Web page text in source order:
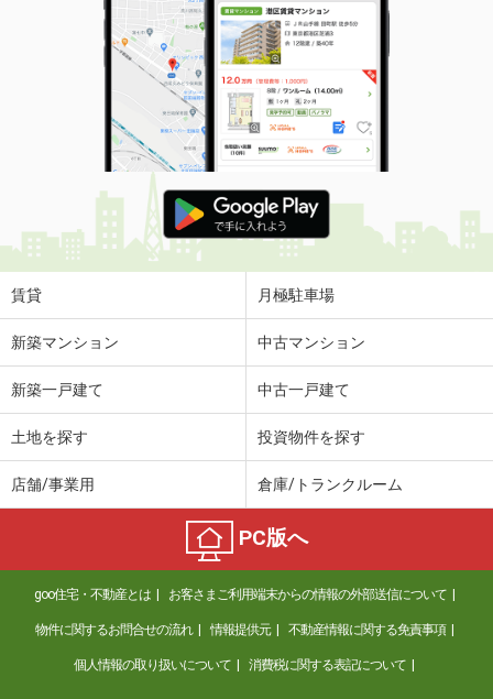
賃貸 月極駐車場
新築マンション 中古マンション
新築一戸建て 中古一戸建て
土地を探す 投資物件を探す
店舗/事業用 倉庫/トランクルーム
PC版へ
goo住宅・不動産とは お客さまご利用端末からの情報の外部送信について
物件に関するお問合せの流れ 情報提供元 不動産情報に関する免責事項
個人情報の取り扱いについて 消費税に関する表記について